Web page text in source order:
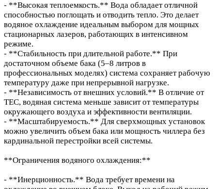
- **Высокая теплоемкость.** Вода обладает отличной
способностью поглощать и отводить тепло. Это делает
водяное охлаждение идеальным выбором для мощных
стационарных лазеров, работающих в интенсивном
режиме.
- **Стабильность при длительной работе.** При
достаточном объеме бака (5–8 литров в
профессиональных моделях) система сохраняет рабочую
температуру даже при непрерывной нагрузке.
- **Независимость от внешних условий.** В отличие от
TEC, водяная система меньше зависит от температуры
окружающего воздуха и эффективности вентиляции.
- **Масштабируемость.** Для сверхмощных установок
можно увеличить объем бака или мощность чиллера без
кардинальной перестройки всей системы.
**Ограничения водяного охлаждения:**
- **Инерционность.** Вода требует времени на